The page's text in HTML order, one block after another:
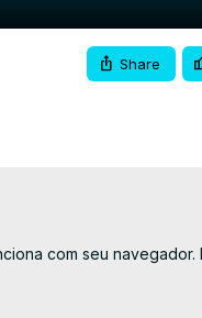
Share
com seu navegador.